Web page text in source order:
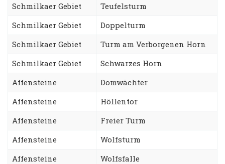
Schmilkaer Gebiet
Teufelsturm
Schmilkaer Gebiet
Doppelturm
Schmilkaer Gebiet
Turm am Verborgenen Horn
Schmilkaer Gebiet
Schwarzes Horn
Affensteine
Domwächter
Affensteine
Höllentor
Affensteine
Freier Turm
Affensteine
Wolfsturm
Affensteine
Wolfsfalle